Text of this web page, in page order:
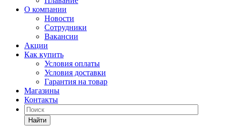
О компании
Новости
Сотрудники
Вакансии
Акции
Как купить
Условия оплаты
Условия доставки
Гарантия на товар
Магазины
Контакты
Найти